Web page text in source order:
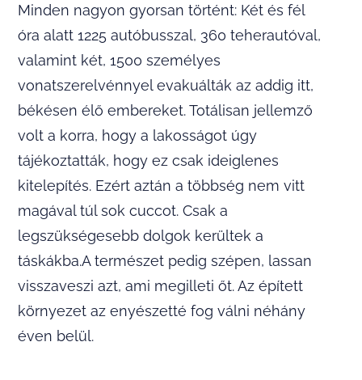
Minden nagyon gyorsan történt: Két és fél
óra alatt 1225 autóbusszal, 360 teherautóval,
valamint két, 1500 személyes
vonatszerelvénnyel evakuálták az addig itt,
békésen élő embereket. Totálisan jellemző
volt a korra, hogy a lakosságot úgy
tájékoztatták, hogy ez csak ideiglenes
kitelepítés. Ezért aztán a többség nem vitt
magával túl sok cuccot. Csak a
legszükségesebb dolgok kerültek a
táskákba.A természet pedig szépen, lassan
visszaveszi azt, ami megilleti őt. Az épített
környezet az enyészetté fog válni néhány
éven belül.